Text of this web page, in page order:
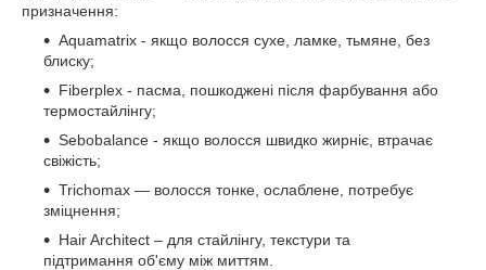
призначення:
Aquamatrix - якщо волосся сухе, ламке, тьмяне, без
блиску;
Fiberplex - пасма, пошкоджені після фарбування або
термостайлінгу;
Sebobalance - якщо волосся швидко жирніє, втрачає
свіжість;
Trichomax — волосся тонке, ослаблене, потребує
зміцнення;
Hair Architect – для стайлінгу, текстури та
підтримання об'єму між миттям.